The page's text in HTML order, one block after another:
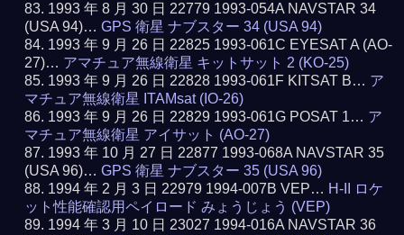
1993 年 8 月 30 日 22779 1993-054A NAVSTAR 34
(USA 94)…GPS 衛星 ナブスター 34 (USA 94)
1993 年 9 月 26 日 22825 1993-061C EYESAT A (AO-
27)… アマチュア無線衛星 キットサット 2 (KO-25)
1993 年 9 月 26 日 22828 1993-061F KITSAT B… ア
マチュア無線衛星 ITAMsat (IO-26)
1993 年 9 月 26 日 22829 1993-061G POSAT 1… ア
マチュア無線衛星 アイサット (AO-27)
1993 年 10 月 27 日 22877 1993-068A NAVSTAR 35
(USA 96)…GPS 衛星 ナブスター 35 (USA 96)
1994 年 2 月 3 日 22979 1994-007B VEP… H-II ロケ
ット性能確認用ペイロード みょうじょう (VEP)
1994 年 3 月 10 日 23027 1994-016A NAVSTAR 36